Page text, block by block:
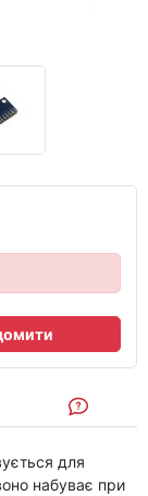
для
набуває при